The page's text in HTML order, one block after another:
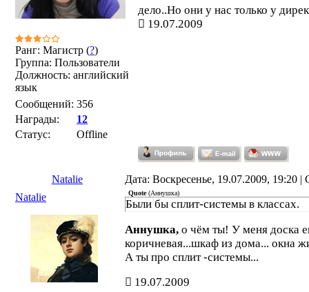
Ранг: Магистр (?)
Группа: Пользователи
Должность: английский
язык
Сообщений: 356
Награды:
12
Статус:
Offline
дело..Но они у нас только у
19.07.2009
Natalie
Дата: Воскресенье, 19.07.2009, 19:20
Natalie
Quote(Аннушка)
Были бы сплит-системы в классах.
Аннушка, о чём ты! У меня доска
коричневая...шкаф из дома... окна
А ты про сплит -системы...
19.07.2009